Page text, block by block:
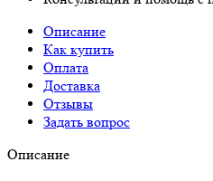
Описание
Как купить
Оплата
Доставка
Отзывы
Задать вопрос
Описание